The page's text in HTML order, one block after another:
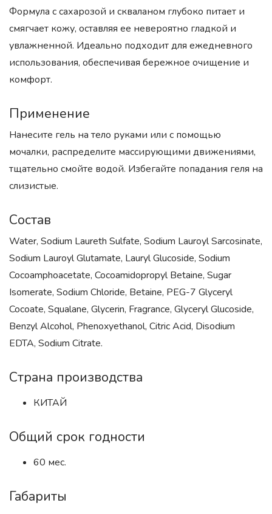
Формула с сахарозой и скваланом глубоко питает и
смягчает кожу, оставляя ее невероятно гладкой и
увлажненной. Идеально подходит для ежедневного
использования, обеспечивая бережное очищение и
комфорт.
Применение
Нанесите гель на тело руками или с помощью
мочалки, распределите массирующими движениями,
тщательно смойте водой. Избегайте попадания геля на
слизистые.
Состав
Water, Sodium Laureth Sulfate, Sodium Lauroyl Sarcosinate,
Sodium Lauroyl Glutamate, Lauryl Glucoside, Sodium
Cocoamphoacetate, Cocoamidopropyl Betaine, Sugar
Isomerate, Sodium Chloride, Betaine, PEG-7 Glyceryl
Cocoate, Squalane, Glycerin, Fragrance, Glyceryl Glucoside,
Benzyl Alcohol, Phenoxyethanol, Citric Acid, Disodium
EDTA, Sodium Citrate.
Страна производства
КИТАЙ
Общий срок годности
60 мес.
Габариты